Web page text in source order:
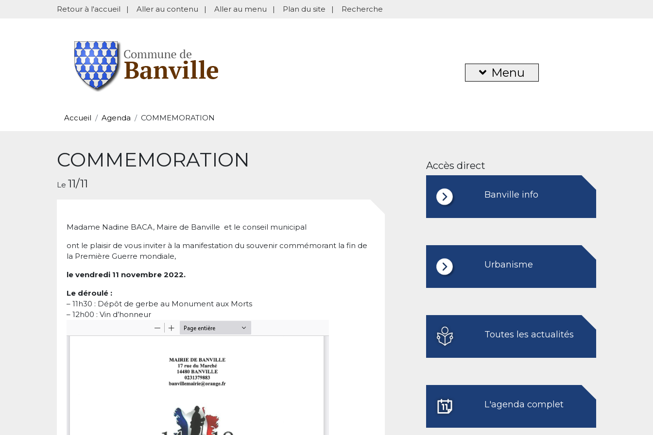
Retour à l'accueil | Aller au contenu | Aller au menu | Plan du site | Recherche
Menu
Accueil Agenda COMMEMORATION
COMMEMORATION
Le 11/11
Madame Nadine BACA, Maire de Banville et le conseil municipal
ont le plaisir de vous inviter à la manifestation du souvenir commémorant la fin de
la Première Guerre mondiale,
le vendredi 11 novembre 2022.
Le déroulé :
– 11h30 : Dépôt de gerbe au Monument aux Morts
– 12h00 : Vin d’honneur
Accès direct
Banville info
Urbanisme
Toutes les actualités
L'agenda complet